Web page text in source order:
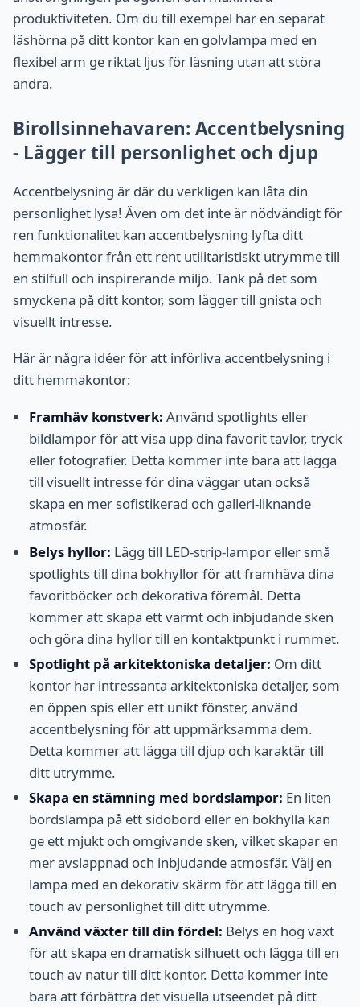
produktiviteten. Om du till exempel har en separat
läshörna på ditt kontor kan en golvlampa med en
flexibel arm ge riktat ljus för läsning utan att störa
andra.
Birollsinnehavaren: Accentbelysning
- Lägger till personlighet och djup
Accentbelysning är där du verkligen kan låta din
personlighet lysa! Även om det inte är nödvändigt för
ren funktionalitet kan accentbelysning lyfta ditt
hemmakontor från ett rent utilitaristiskt utrymme till
en stilfull och inspirerande miljö. Tänk på det som
smyckena på ditt kontor, som lägger till gnista och
visuellt intresse.
Här är några idéer för att införliva accentbelysning i
ditt hemmakontor:
Framhäv konstverk: Använd spotlights eller
bildlampor för att visa upp dina favorit tavlor, tryck
eller fotografier. Detta kommer inte bara att lägga
till visuellt intresse för dina väggar utan också
skapa en mer sofistikerad och galleri-liknande
atmosfär.
Belys hyllor: Lägg till LED-strip-lampor eller små
spotlights till dina bokhyllor för att framhäva dina
favoritböcker och dekorativa föremål. Detta
kommer att skapa ett varmt och inbjudande sken
och göra dina hyllor till en kontaktpunkt i rummet.
Spotlight på arkitektoniska detaljer: Om ditt
kontor har intressanta arkitektoniska detaljer, som
en öppen spis eller ett unikt fönster, använd
accentbelysning för att uppmärksamma dem.
Detta kommer att lägga till djup och karaktär till
ditt utrymme.
Skapa en stämning med bordslampor: En liten
bordslampa på ett sidobord eller en bokhylla kan
ge ett mjukt och omgivande sken, vilket skapar en
mer avslappnad och inbjudande atmosfär. Välj en
lampa med en dekorativ skärm för att lägga till en
touch av personlighet till ditt utrymme.
Använd växter till din fördel: Belys en hög växt
för att skapa en dramatisk silhuett och lägga till en
touch av natur till ditt kontor. Detta kommer inte
bara att förbättra det visuella utseendet på ditt